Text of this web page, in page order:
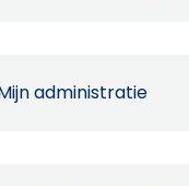
administratie